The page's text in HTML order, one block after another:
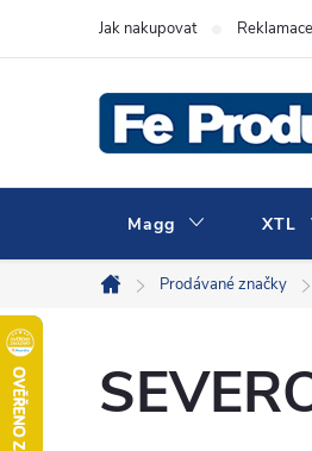
Jak nakupovat
Magg XTL
Domů
Prodávané značky